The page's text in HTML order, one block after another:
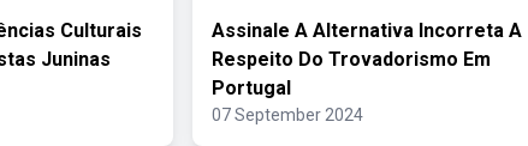
Culturais
Juninas
Assinale A Alternativa Incorreta A
Respeito Do Trovadorismo Em
Portugal
07 September 2024